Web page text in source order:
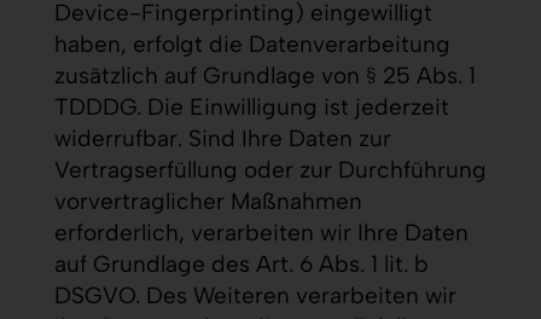
Device-Fingerprinting) eingewilligt
haben, erfolgt die Datenverarbeitung
zusätzlich auf Grundlage von § 25 Abs. 1
TDDDG. Die Einwilligung ist jederzeit
widerrufbar. Sind Ihre Daten zur
Vertragserfüllung oder zur Durchführung
vorvertraglicher Maßnahmen
erforderlich, verarbeiten wir Ihre Daten
auf Grundlage des Art. 6 Abs. 1 lit. b
DSGVO. Des Weiteren verarbeiten wir